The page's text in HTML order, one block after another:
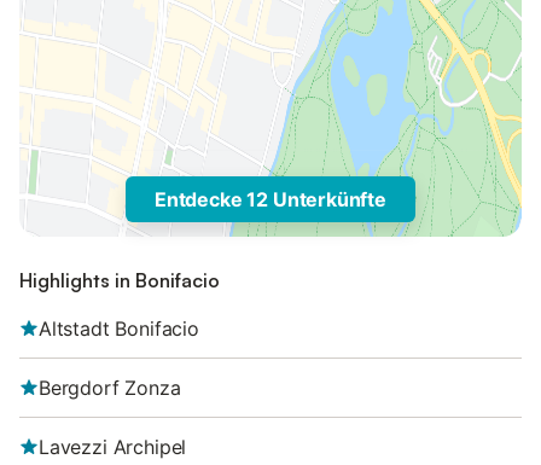
Entdecke 12 Unterkünfte
Highlights in Bonifacio
Altstadt Bonifacio
Bergdorf Zonza
Lavezzi Archipel